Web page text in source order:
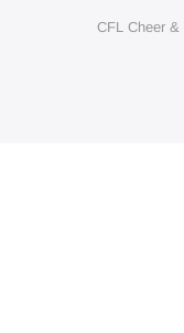
CFL Cheer